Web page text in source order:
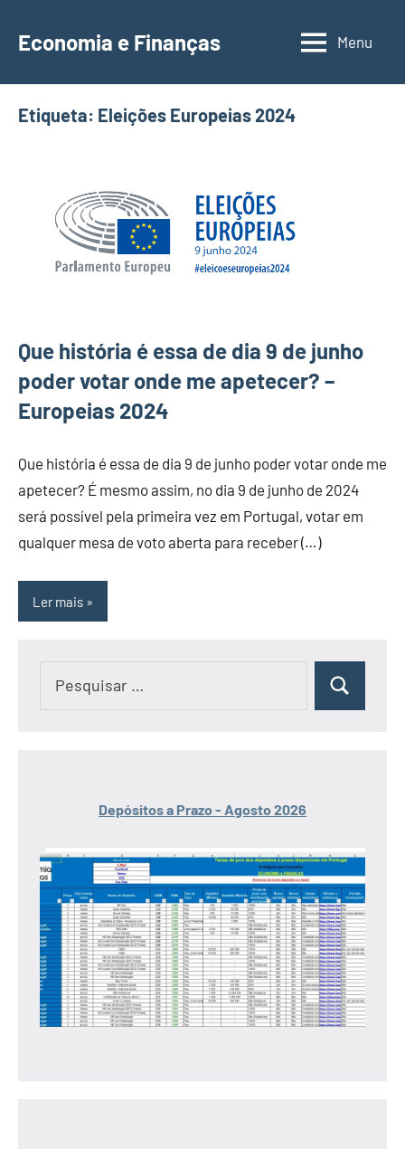
para
conteúdo
Economia e Finanças
Depósitos
IRS,
Menu
Etiqueta: Eleições Europeias 2024
Que história é essa de dia 9 de junho
poder votar onde me apetecer? –
Europeias 2024
Que história é essa de dia 9 de junho poder votar onde me
apetecer? É mesmo assim, no dia 9 de junho de 2024
será possível pela primeira vez em Portugal, votar em
qualquer mesa de voto aberta para receber (…)
Ler mais
Pesquisar
Depósitos a Prazo - Agosto 2026